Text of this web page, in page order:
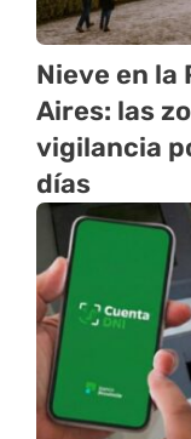
Nieve en la
Aires: las
vigilancia
días